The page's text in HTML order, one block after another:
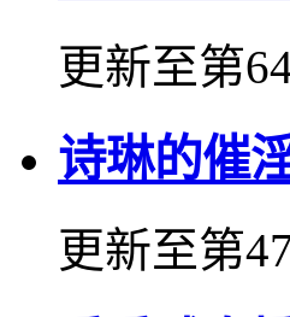
更新至第
诗琳的催
更新至第